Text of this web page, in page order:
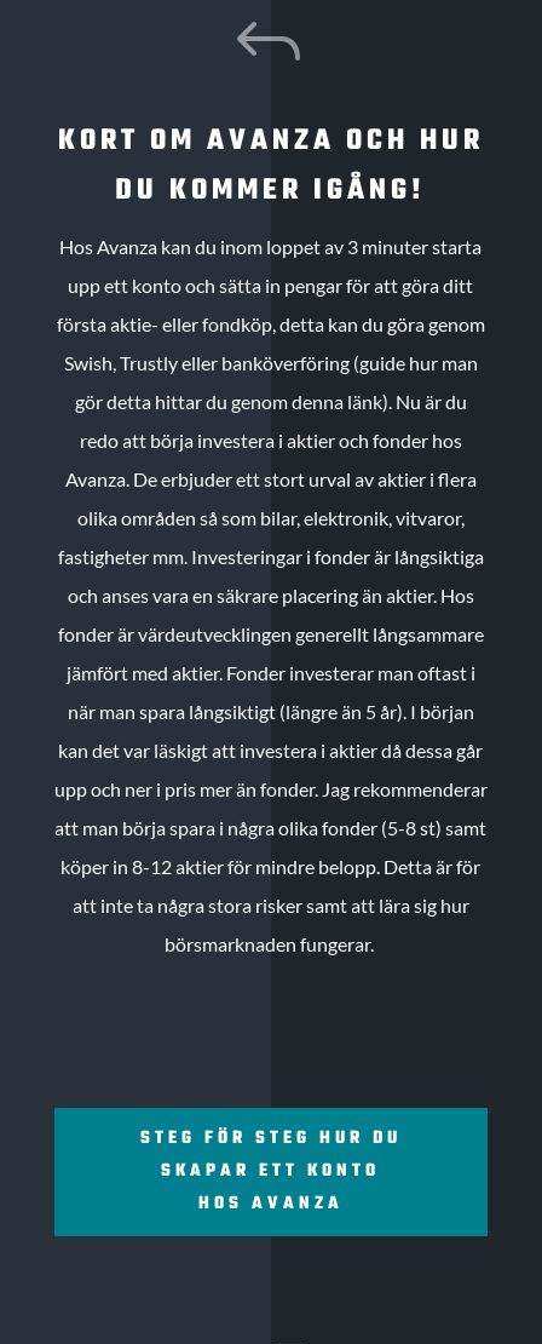
J
KORT OM AVANZA OCH HUR
DU KOMMER IGÅNG!
Hos Avanza kan du inom loppet av 3 minuter starta
upp ett konto och sätta in pengar för att göra ditt
första aktie- eller fondköp, detta kan du göra genom
Swish, Trustly eller banköverföring (guide hur man
gör detta hittar du genom denna länk). Nu är du
redo att börja investera i aktier och fonder hos
Avanza. De erbjuder ett stort urval av aktier i flera
olika områden så som bilar, elektronik, vitvaror,
fastigheter mm. Investeringar i fonder är långsiktiga
och anses vara en säkrare placering än aktier. Hos
fonder är värdeutvecklingen generellt långsammare
jämfört med aktier. Fonder investerar man oftast i
när man spara långsiktigt (längre än 5 år). I början
kan det var läskigt att investera i aktier då dessa går
upp och ner i pris mer än fonder. Jag rekommenderar
att man börja spara i några olika fonder (5-8 st) samt
köper in 8-12 aktier för mindre belopp. Detta är för
att inte ta några stora risker samt att lära sig hur
börsmarknaden fungerar.
STEG FÖR STEG HUR DU
SKAPAR ETT KONTO
HOS AVANZA